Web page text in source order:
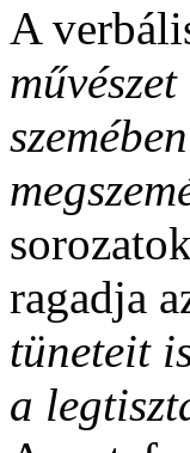
A
ragadja
tüneteit
a